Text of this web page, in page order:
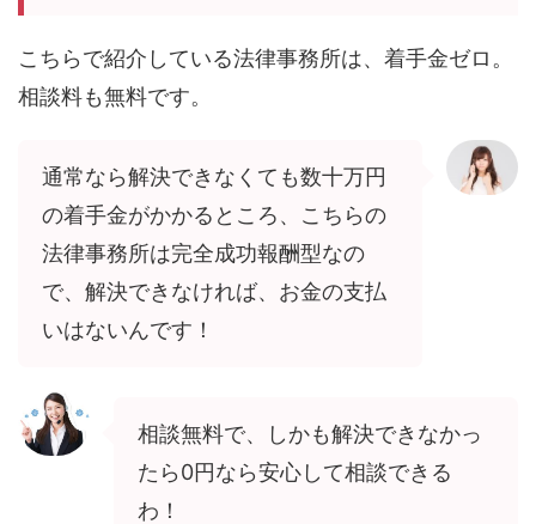
こちらで紹介している法律事務所は、着手金ゼロ。
相談料も無料です。
通常なら解決できなくても数十万円
の着手金がかかるところ、こちらの
法律事務所は完全成功報酬型なの
で、解決できなければ、お金の支払
いはないんです！
相談無料で、しかも解決できなかっ
たら0円なら安心して相談できる
わ！